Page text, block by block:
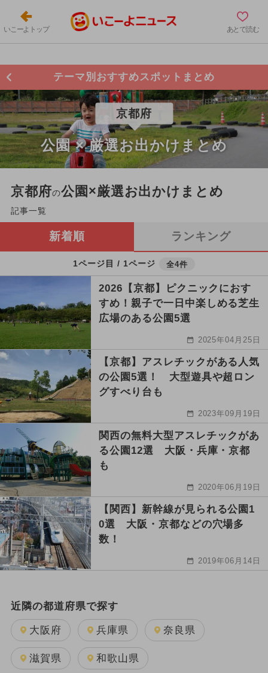
いこーよトップ あとで読む
テーマ別おすすめスポットまとめ
京都府
公園 × 厳選お出かけまとめ
京都府の公園×厳選お出かけまとめ
記事一覧
新着順 ランキング
1ページ目 / 1ページ 全4件
2026【京都】ピクニックにおす
すめ！親子で一日中楽しめる芝生
広場のある公園5選
2025年04月25日
【京都】アスレチックがある人気
の公園5選！ 大型遊具や超ロン
グすべり台も
2023年09月19日
関西の無料大型アスレチックがあ
る公園12選 大阪・兵庫・京都
も
2020年06月19日
【関西】新幹線が見られる公園1
0選 大阪・京都などの穴場多
数！
2019年06月14日
近隣の都道府県で探す
大阪府 兵庫県 奈良県
滋賀県 和歌山県